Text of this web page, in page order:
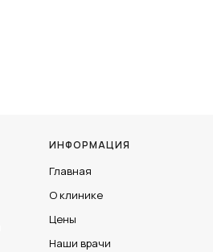
ИНФОРМАЦИЯ
Главная
О клинике
Цены
Наши врачи